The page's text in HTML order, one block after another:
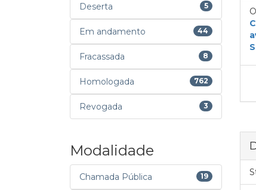
Deserta 5
Em andamento 44
Fracassada 8
Homologada 762
Revogada 3
Modalidade
Chamada Pública 19